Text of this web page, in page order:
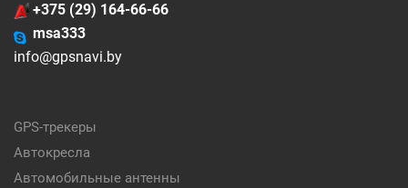
+375 (29) 164-66-66
msa333
info@gpsnavi.by
GPS-трекеры
Автокресла
Автомобильные антенны